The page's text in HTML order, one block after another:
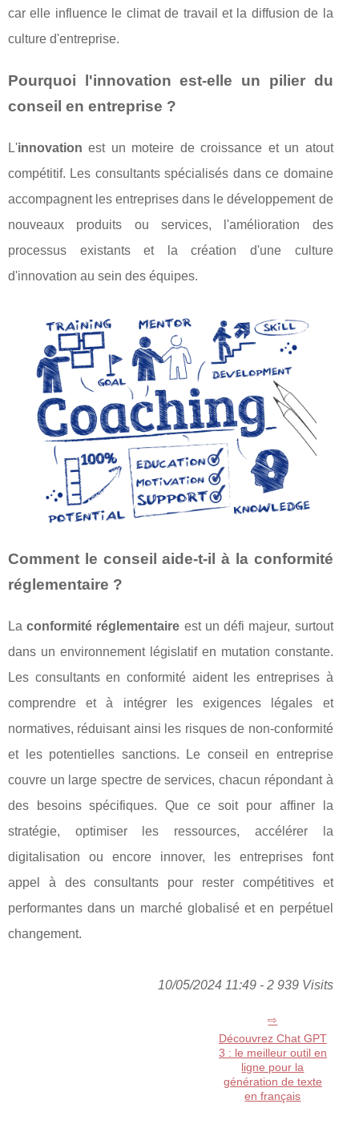
car elle influence le climat de travail et la diffusion de la
culture d'entreprise.
Pourquoi l'innovation est-elle un pilier du
conseil en entreprise ?
L'innovation est un moteire de croissance et un atout
compétitif. Les consultants spécialisés dans ce domaine
accompagnent les entreprises dans le développement de
nouveaux produits ou services, l'amélioration des
processus existants et la création d'une culture
d'innovation au sein des équipes.
Comment le conseil aide-t-il à la conformité
réglementaire ?
Laconformité réglementaire est un défi majeur, surtout
dans un environnement législatif en mutation constante.
Les consultants en conformité aident les entreprises à
comprendre et à intégrer les exigences légales et
normatives, réduisant ainsi les risques de non-conformité
et les potentielles sanctions. Le conseil en entreprise
couvre un large spectre de services, chacun répondant à
des besoins spécifiques. Que ce soit pour affiner la
stratégie, optimiser les ressources, accélérer la
digitalisation ou encore innover, les entreprises font
appel à des consultants pour rester compétitives et
performantes dans un marché globalisé et en perpétuel
changement.
10/05/2024 11:49 - 2 939 Visits
Découvrez Chat GPT
3 : le meilleur outil en
ligne pour la
génération de texte
en français